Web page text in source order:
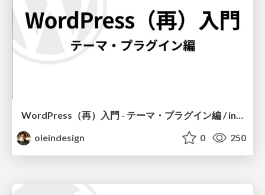
WordPress（再）入門 - テーマ・プラグイン編 / introduction-to-wordpress-again-theme-plugin
oleindesign
0 250